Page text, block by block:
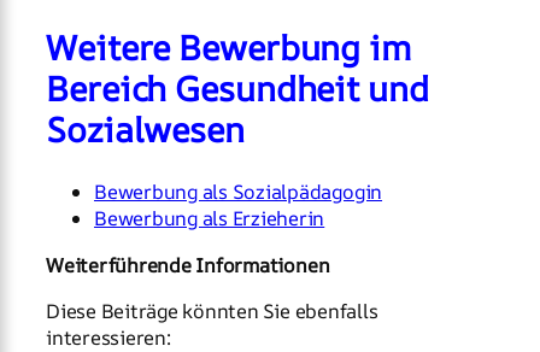
Weitere Bewerbung im
Bereich Gesundheit und
Sozialwesen
Bewerbung als Sozialpädagogin
Bewerbung als Erzieherin
Weiterführende Informationen
Diese Beiträge könnten Sie ebenfalls
interessieren: